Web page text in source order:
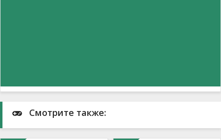
Смотрите также: